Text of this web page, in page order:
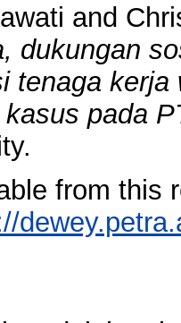
and
dukungan
tenaga
pada
from this